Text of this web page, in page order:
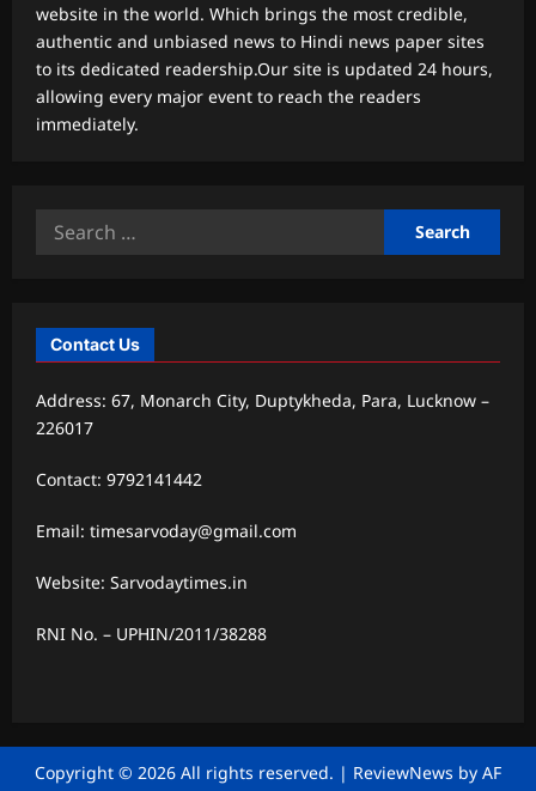
website in the world. Which brings the most credible,
authentic and unbiased news to Hindi news paper sites
to its dedicated readership.Our site is updated 24 hours,
allowing every major event to reach the readers
immediately.
Search
Contact Us
Address: 67, Monarch City, Duptykheda, Para, Lucknow –
226017
Contact: 9792141442
Email: timesarvoday@gmail.com
Website: Sarvodaytimes.in
RNI No. – UPHIN/2011/38288
Copyright © 2026 All rights reserved. | ReviewNews by AF